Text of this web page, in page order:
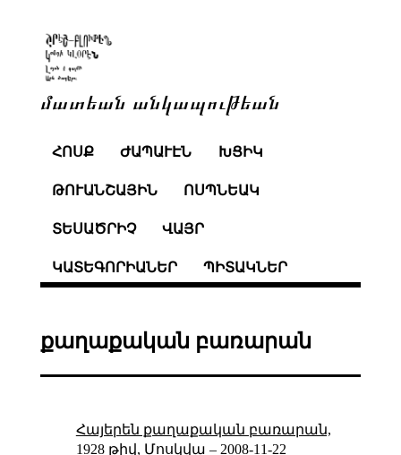
մատեան անկապութեան
ՀՈՍՔ ԺԱՊԱՒԷՆ ԽՑԻԿ
ԹՈՒԱՆՇԱՅԻՆ ՈՍՊՆԵԱԿ
ՏԵՍԱԾՐԻՉ ՎԱՅՐ
ԿԱՏԵԳՈՐԻԱՆԵՐ ՊԻՏԱԿՆԵՐ
քաղաքական բառարան
Հայերեն քաղաքական բառարան,
1928 թիվ, Մոսկվա – 2008-11-22